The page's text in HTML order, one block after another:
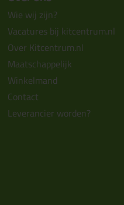
Wie wij zijn?
Vacatures bij kitcentrum.nl
Over Kitcentrum.nl
Maatschappelijk
Winkelmand
Contact
Leverancier worden?